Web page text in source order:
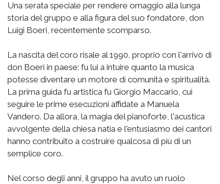
Una serata speciale per rendere omaggio alla lunga
storia del gruppo e alla figura del suo fondatore, don
Luigi Boeri, recentemente scomparso.
La nascita del coro risale al 1990, proprio con l'arrivo di
don Boeri in paese: fu lui a intuire quanto la musica
potesse diventare un motore di comunità e spiritualità.
La prima guida fu artistica fu Giorgio Maccario, cui
seguire le prime esecuzioni affidate a Manuela
Vandero. Da allora, la magia del pianoforte, l'acustica
avvolgente della chiesa natia e l'entusiasmo dei cantori
hanno contribuito a costruire qualcosa di più di un
semplice coro.
Nel corso degli anni, il gruppo ha avuto un ruolo